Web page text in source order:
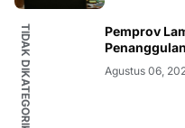
TIDAK DIKATEGORIKAN
Pemprov
Agustus 06,